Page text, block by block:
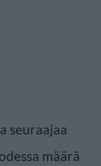
seuraajaa
määrä